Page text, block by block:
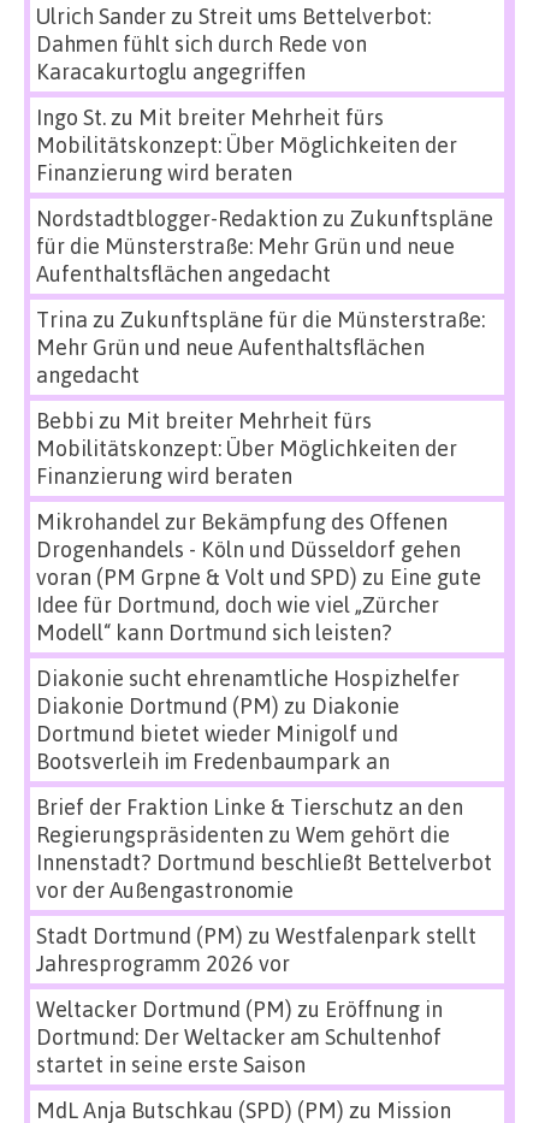
Ulrich Sanderzu Streit ums Bettelverbot:
Dahmen fühlt sich durch Rede von
Karacakurtoglu angegriffen
Ingo St.zu Mit breiter Mehrheit fürs
Mobilitätskonzept: Über Möglichkeiten der
Finanzierung wird beraten
Nordstadtblogger-Redaktion zu Zukunftspläne
für die Münsterstraße: Mehr Grün und neue
Aufenthaltsflächen angedacht
Trina zu Zukunftspläne für die Münsterstraße:
Mehr Grün und neue Aufenthaltsflächen
angedacht
Bebbi zu Mit breiter Mehrheit fürs
Mobilitätskonzept: Über Möglichkeiten der
Finanzierung wird beraten
Mikrohandel zur Bekämpfung des Offenen
Drogenhandels - Köln und Düsseldorf gehen
voran (PM Grpne & Volt und SPD) zu Eine gute
Idee für Dortmund, doch wie viel „Zürcher
Modell“ kann Dortmund sich leisten?
Diakonie sucht ehrenamtliche Hospizhelfer
Diakonie Dortmund (PM) zu Diakonie
Dortmund bietet wieder Minigolf und
Bootsverleih im Fredenbaumpark an
Brief der Fraktion Linke & Tierschutz an den
Regierungspräsidenten zu Wem gehört die
Innenstadt? Dortmund beschließt Bettelverbot
vor der Außengastronomie
Stadt Dortmund (PM) zu Westfalenpark stellt
Jahresprogramm 2026 vor
Weltacker Dortmund (PM) zu Eröffnung in
Dortmund: Der Weltacker am Schultenhof
startet in seine erste Saison
MdL Anja Butschkau (SPD) (PM) zu Mission